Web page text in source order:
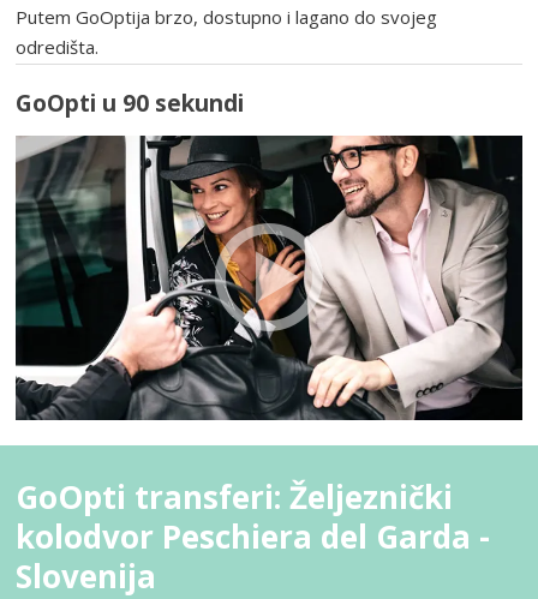
Putem GoOptija brzo, dostupno i lagano do svojeg
odredišta.
GoOpti u 90 sekundi
GoOpti transferi: Željeznički
kolodvor Peschiera del Garda -
Slovenija